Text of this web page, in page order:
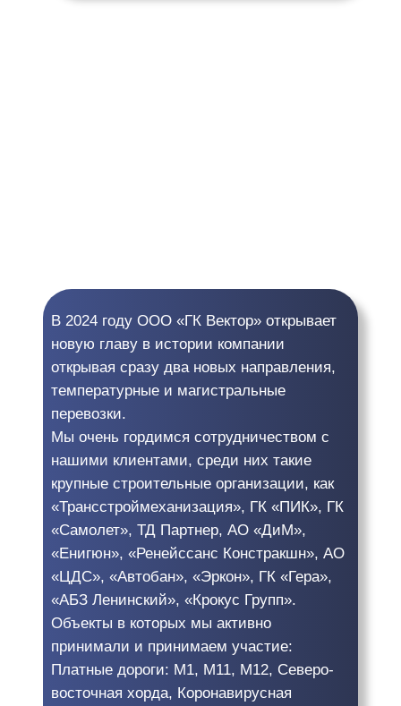
В 2024 году ООО «ГК Вектор» открывает
новую главу в истории компании
открывая сразу два новых направления,
температурные и магистральные
перевозки.
Мы очень гордимся сотрудничеством с
нашими клиентами, среди них такие
крупные строительные организации, как
«Трансстроймеханизация», ГК «ПИК», ГК
«Самолет», ТД Партнер, АО «ДиМ»,
«Енигюн», «Ренейссанс Констракшн», АО
«ЦДС», «Автобан», «Эркон», ГК «Гера»,
«АБЗ Ленинский», «Крокус Групп».
Объекты в которых мы активно
принимали и принимаем участие:
Платные дороги: М1, М11, М12, Северо-
восточная хорда, Коронавирусная